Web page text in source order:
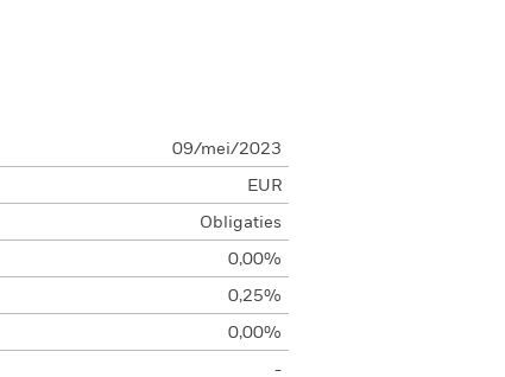
09/mei/2023
EUR
Obligaties
0,00%
0,25%
0,00%
-